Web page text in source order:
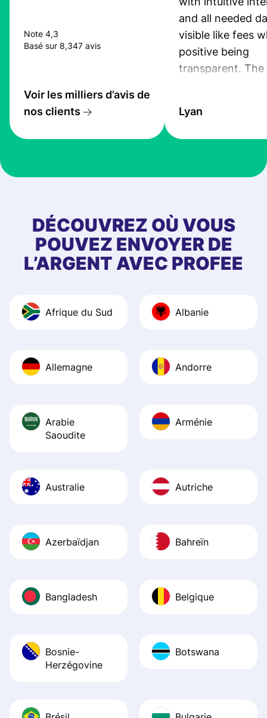
Note 4,3
Basé sur 8,347 avis
Voir les milliers d’avis de
nos clients
and all needed
visible like fees
positive being
transparent. The
the exchange
at Profee is very
first started
app, and they
quick to provide
and helpful
Recommend it!
Lyan
DÉCOUVREZ OÙ VOUS
POUVEZ ENVOYER DE
L’ARGENT AVEC PROFEE
Afrique du Sud Albanie
Allemagne Andorre
Arabie
Saoudite
Arménie
Australie Autriche
Azerbaïdjan Bahreïn
Bangladesh Belgique
Bosnie-
Herzégovine
Botswana